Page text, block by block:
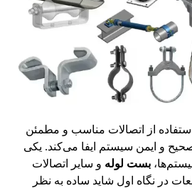
از اتصالات مناسب و مطمئن
و ایمن سیستم ایفا می‌کند. یکی
بست لوله و سایر اتصالات
در نگاه اول شاید ساده به نظر